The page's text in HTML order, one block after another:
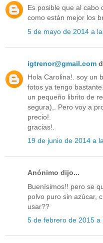
Es posible que al cabo
como están mejor los
5 de mayo de 2014 a
igtrenor@gmail.com
Hola Carolina!. soy un
fotos ya tengo
un pequeño librito de
segura),. Pero voy a
precio!.
gracias!.
19 de junio de 2014 a
Anónimo dijo...
Buenísimos!! pero se
polvo puro sin azúcar,
usar??
5 de febrero de 2015 a